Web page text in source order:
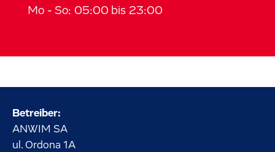
Mo - So: 05:00 bis 23:00
Betreiber:
ANWIM SA
ul. Ordona 1A